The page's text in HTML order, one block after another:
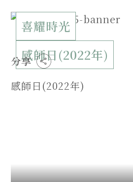
喜耀時光
感師日(2022年)
分享
感師日(2022年)